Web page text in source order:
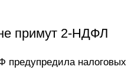
примут 2-НДФЛ
предупредила